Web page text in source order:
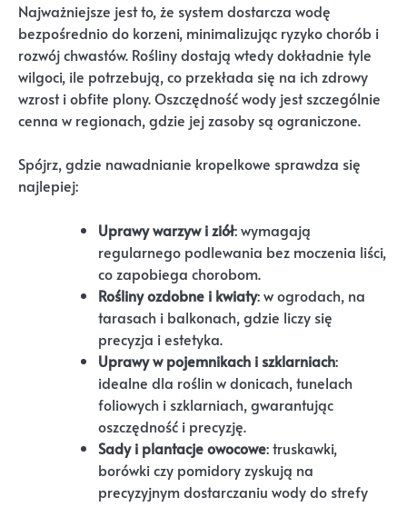
Najważniejsze jest to, że system dostarcza wodę
bezpośrednio do korzeni, minimalizując ryzyko chorób i
rozwój chwastów. Rośliny dostają wtedy dokładnie tyle
wilgoci, ile potrzebują, co przekłada się na ich zdrowy
wzrost i obfite plony. Oszczędność wody jest szczególnie
cenna w regionach, gdzie jej zasoby są ograniczone.
Spójrz, gdzie nawadnianie kropelkowe sprawdza się
najlepiej:
Uprawy warzyw i ziół: wymagają
regularnego podlewania bez moczenia liści,
co zapobiega chorobom.
Rośliny ozdobne i kwiaty: w ogrodach, na
tarasach i balkonach, gdzie liczy się
precyzja i estetyka.
Uprawy w pojemnikach i szklarniach:
idealne dla roślin w donicach, tunelach
foliowych i szklarniach, gwarantując
oszczędność i precyzję.
Sady i plantacje owocowe: truskawki,
borówki czy pomidory zyskują na
precyzyjnym dostarczaniu wody do strefy